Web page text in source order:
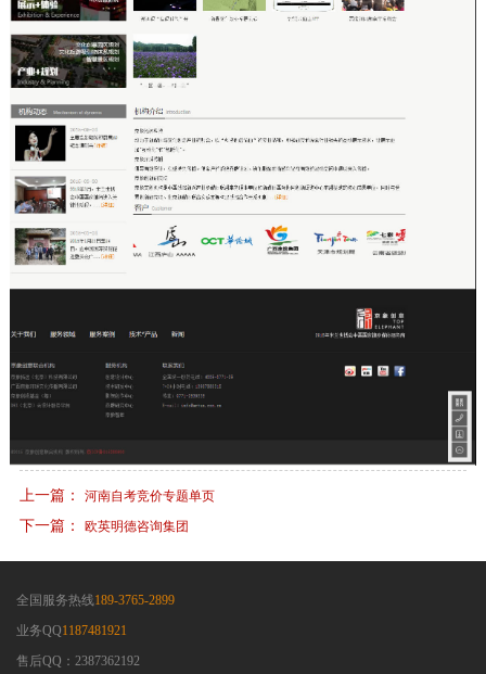
上一篇： 河南自考竞价专题单页
下一篇： 欧英明德咨询集团
全国服务热线189-3765-2899
业务QQ1187481921
售后QQ：2387362192